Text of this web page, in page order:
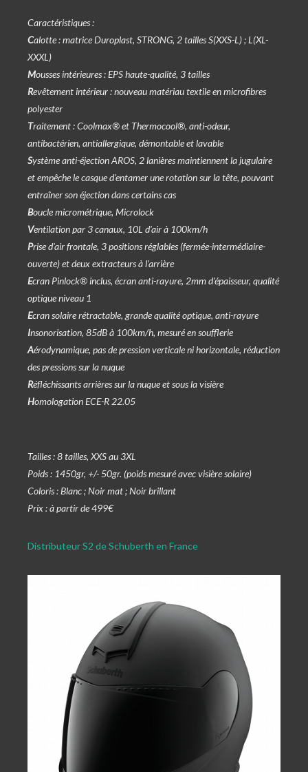
Caractéristiques :
Calotte : matrice Duroplast, STRONG, 2 tailles S(XXS-L) ; L(XL-
XXXL)
Mousses intérieures : EPS haute-qualité, 3 tailles
Revêtement intérieur : nouveau matériau textile en microfibres
polyester
Traitement : Coolmax® et Thermocool®, anti-odeur,
antibactérien, antiallergique, démontable et lavable
Système anti-éjection AROS, 2 lanières maintiennent la jugulaire
et empêche le casque d’entamer une rotation sur la tête, pouvant
entraîner son éjection dans certains cas
Boucle micrométrique, Microlock
Ventilation par 3 canaux, 10L d’air à 100km/h
Prise d’air frontale, 3 positions réglables (fermée-intermédiaire-
ouverte) et deux extracteurs à l’arrière
Ecran Pinlock® inclus, écran anti-rayure, 2mm d’épaisseur, qualité
optique niveau 1
Ecran solaire rétractable, grande qualité optique, anti-rayure
Insonorisation, 85dB à 100km/h, mesuré en soufflerie
Aérodynamique, pas de pression verticale ni horizontale, réduction
des pressions sur la nuque
Réfléchissants arrières sur la nuque et sous la visière
Homologation ECE-R 22.05
Tailles : 8 tailles, XXS au 3XL
Poids : 1450gr, +/- 50gr. (poids mesuré avec visière solaire)
Coloris : Blanc ; Noir mat ; Noir brillant
Prix : à partir de 499€
Distributeur S2 de Schuberth en France